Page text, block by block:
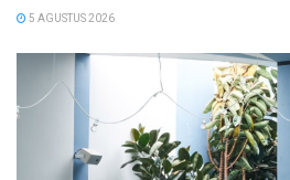
5 AGUSTUS 2026